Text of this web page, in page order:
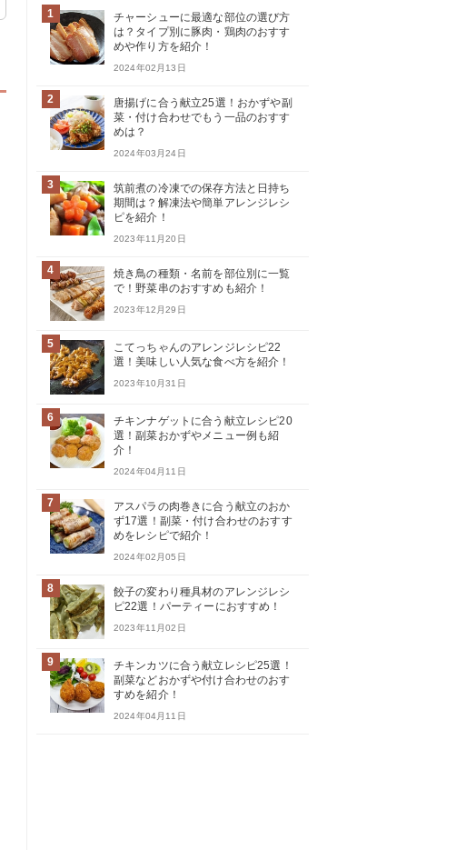
1
チャーシューに最適な部位の選び方
は？タイプ別に豚肉・鶏肉のおすす
めや作り方を紹介！
2024年02月13日
2
唐揚げに合う献立25選！おかずや副
菜・付け合わせでもう一品のおすす
めは？
2024年03月24日
3
筑前煮の冷凍での保存方法と日持ち
期間は？解凍法や簡単アレンジレシ
ピを紹介！
2023年11月20日
4
焼き鳥の種類・名前を部位別に一覧
で！野菜串のおすすめも紹介！
2023年12月29日
5
こてっちゃんのアレンジレシピ22
選！美味しい人気な食べ方を紹介！
2023年10月31日
6
チキンナゲットに合う献立レシピ20
選！副菜おかずやメニュー例も紹
介！
2024年04月11日
7
アスパラの肉巻きに合う献立のおか
ず17選！副菜・付け合わせのおすす
めをレシピで紹介！
2024年02月05日
8
餃子の変わり種具材のアレンジレシ
ピ22選！パーティーにおすすめ！
2023年11月02日
9
チキンカツに合う献立レシピ25選！
副菜などおかずや付け合わせのおす
すめを紹介！
2024年04月11日